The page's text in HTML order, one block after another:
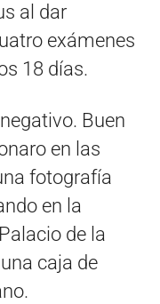
al dar
exámenes
18 días.
Buen
en las
fotografía
en la
de la
caja de